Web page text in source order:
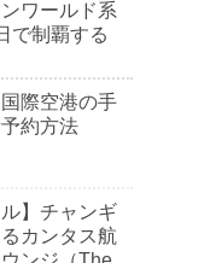
ワールド系
で制覇する
際空港の手
約方法
ル】チャンギ
カンタス航